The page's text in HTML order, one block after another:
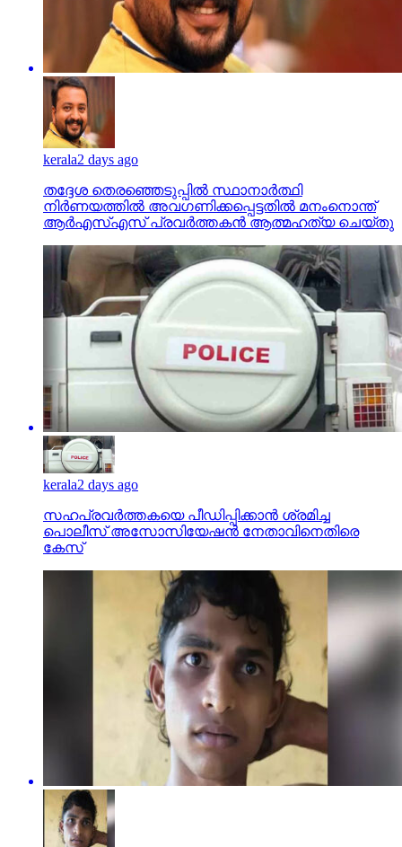
kerala2 days ago
തദ്ദേശ തെരഞ്ഞെടുപ്പില്‍ സ്ഥാനാര്‍ത്ഥി
നിര്‍ണയത്തില്‍ അവഗണിക്കപ്പെട്ടതില്‍ മനംനൊന്ത്
ആര്‍എസ്എസ് പ്രവര്‍ത്തകന്‍ ആത്മഹത്യ ചെയ്തു
kerala2 days ago
സഹപ്രവര്‍ത്തകയെ പീഡിപ്പിക്കാന്‍ ശ്രമിച്ച
പൊലീസ് അസോസിയേഷന്‍ നേതാവിനെതിരെ
കേസ്